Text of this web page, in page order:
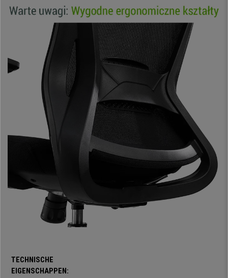
stoel ook vastzetten en de hardheid of spanning aanpassen waarmee het
systeem werkt.
zitting is voorzien van een vulling met hoge dichtheid en met een
aangename en zeer r
esistente bekleding. De materiaalkeuze garandeert
het comfort, ook bij langdurig gebruik.
De
in hoogte verstelbare armleuningen met zachte rubberen
dragen bij aan de ergonomie en zorgen voor een goede
lichaamshouding. Deze stoel is ontworpen voor een veeleisend gebruik,
ideaal voor professionele kantooromgevingen of thuis.
De kwaliteit is buitengewoon. Het elegante verchroomde stalen onderstel
geeft stevigheid en stabiliteit dat duidelijk het verschil maakt ten opzichte
van andere, meer conventionele modellen.
Dit model is ontworpen en vervaardigd volgensveeleisende
voorschriften op het gebied van afmetingen, veiligheid, stabiliteit,
weerstand en duurzaamheid
, van toepassing op bureaustoelen. Dit,
samen met de ergonomische eigenschappen en aanpassingen, maakt
het een product gericht opintensief gebruik van 8 uur per dag.
zeer comfortabele ergonomische stoel
experts in de sector en mis deze kans niet!
TECHNISCHE
EIGENSCHAPPEN: